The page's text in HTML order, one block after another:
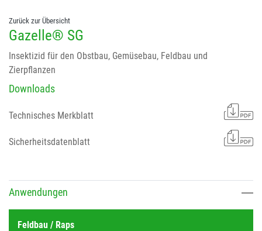
Zurück zur Übersicht
Gazelle® SG
Insektizid für den Obstbau, Gemüsebau, Feldbau und
Zierpflanzen
Downloads
Technisches Merkblatt
Sicherheitsdatenblatt
Anwendungen
Feldbau / Raps